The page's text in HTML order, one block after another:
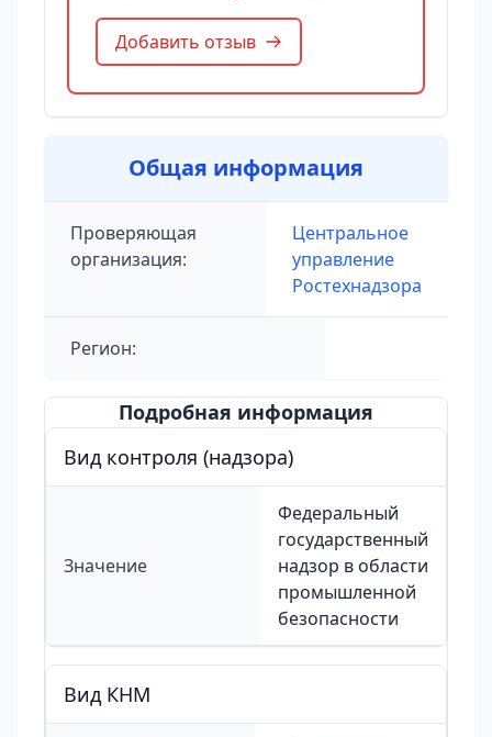
Добавить отзыв
Общая информация
Проверяющая
организация:
Центральное
управление
Ростехнадзора
Регион:
Подробная информация
Вид контроля (надзора)
Значение
Федеральный
государственный
надзор в области
промышленной
безопасности
Вид КНМ